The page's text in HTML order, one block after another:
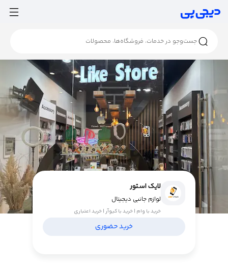
لایک استور
لوازم جانبی دیجیتال
خرید با وام | خرید با کیوآر | خرید اعتباری
خرید حضوری